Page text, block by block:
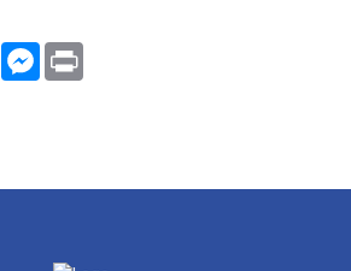
WhatsAppMessenger